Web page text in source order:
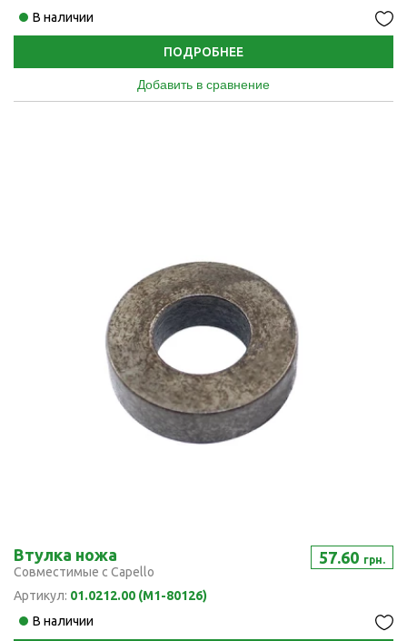
В наличии
ПОДРОБНЕЕ
Добавить в сравнение
Втулка ножа
Совместимые с Capello
Артикул: 01.0212.00 (M1-80126)
57.60 грн.
В наличии